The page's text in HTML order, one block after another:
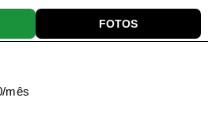
FOTOS
mês